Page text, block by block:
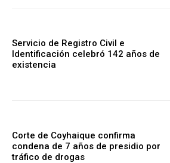
Servicio de Registro Civil e
Identificación celebró 142 años de
existencia
Corte de Coyhaique confirma
condena de 7 años de presidio por
tráfico de drogas